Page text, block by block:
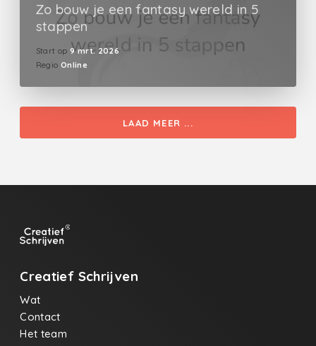
Zo bouw je een fantasy wereld in 5
stappen
Start op 9 mrt. 2026
Regio Online
LAAD MEER ...
Creatief Schrijven
Wat
Contact
Het team